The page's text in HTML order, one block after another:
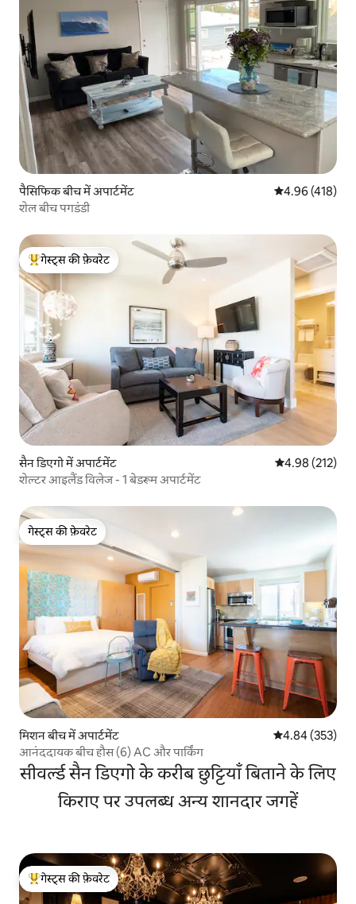
पैसिफिक बीच में अपार्टमेंट औसत रेटिंग 5 में से
4.96 (418)
शेल बीच पगडंडी
गेस्ट्स का टॉप फ़ेवरेट
गेस्ट्स की फ़ेवरेट
सैन डिएगो में अपार्टमेंट औसत रेटिंग 5 में से
4.98 (212)
शेल्टर आइलैंड विलेज - 1 बेडरूम अपार्टमेंट
गेस्ट्स की फ़ेवरेट
गेस्ट्स की फ़ेवरेट
मिशन बीच में अपार्टमेंट औसत रेटिंग 5 में से
4.84 (353)
आनंददायक बीच हौस (6) AC और पार्किंग
सीवर्ल्ड सैन डिएगो के करीब छुट्टियाँ बिताने के लिए
किराए पर उपलब्ध अन्य शानदार जगहें
गेस्ट्स का टॉप फ़ेवरेट
गेस्ट्स की फ़ेवरेट